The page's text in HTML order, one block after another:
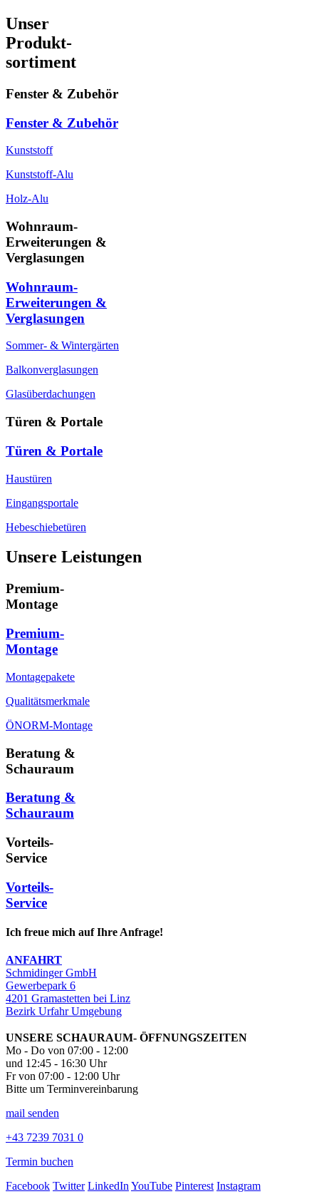
Unser
Produkt-
sortiment
Fenster & Zubehör
Fenster & Zubehör
Kunststoff
Kunststoff-Alu
Holz-Alu
Wohnraum-
Erweiterungen &
Verglasungen
Wohnraum-
Erweiterungen &
Verglasungen
Sommer- & Wintergärten
Balkonverglasungen
Glasüberdachungen
Türen & Portale
Türen & Portale
Haustüren
Eingangsportale
Hebeschiebetüren
Unsere Leistungen
Premium-
Montage
Premium-
Montage
Montagepakete
Qualitätsmerkmale
ÖNORM-Montage
Beratung &
Schauraum
Beratung &
Schauraum
Vorteils-
Service
Vorteils-
Service
Ich freue mich auf Ihre Anfrage!
ANFAHRT
Schmidinger GmbH
Gewerbepark 6
4201 Gramastetten bei Linz
Bezirk Urfahr Umgebung
UNSERE SCHAURAUM- ÖFFNUNGSZEITEN
Mo - Do von 07:00 - 12:00
und 12:45 - 16:30 Uhr
Fr von 07:00 - 12:00 Uhr
Bitte um Terminvereinbarung
mail senden
+43 7239 7031 0
Termin buchen
Facebook Twitter LinkedInYouTube Pinterest Instagram